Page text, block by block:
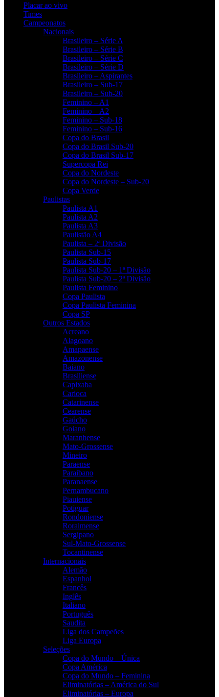
Placar ao vivo
Times
Campeonatos
Nacionais
Brasileiro – Série A
Brasileiro – Série B
Brasileiro – Série C
Brasileiro – Série D
Brasileiro – Aspirantes
Brasileiro – Sub-17
Brasileiro – Sub-20
Feminino – A1
Feminino – A2
Feminino – Sub-18
Feminino – Sub-16
Copa do Brasil
Copa do Brasil Sub-20
Copa do Brasil Sub-17
Supercopa Rei
Copa do Nordeste
Copa do Nordeste – Sub-20
Copa Verde
Paulistas
Paulista A1
Paulista A2
Paulista A3
Paulistão A4
Paulista – 2ª Divisão
Paulista Sub-15
Paulista Sub-17
Paulista Sub-20 – 1ª Divisão
Paulista Sub-20 – 2ª Divisão
Paulista Feminino
Copa Paulista
Copa Paulista Feminina
Copa SP
Outros Estados
Acreano
Alagoano
Amapaense
Amazonense
Baiano
Brasiliense
Capixaba
Carioca
Catarinense
Cearense
Gaúcho
Goiano
Maranhense
Mato-Grossense
Mineiro
Paraense
Paraibano
Paranaense
Pernambucano
Piauiense
Potiguar
Rondoniense
Roraimense
Sergipano
Sul-Mato-Grossense
Tocantinense
Internacionais
Alemão
Espanhol
Francês
Inglês
Italiano
Português
Saudita
Liga dos Campeões
Liga Europa
Seleções
Copa do Mundo – Única
Copa América
Copa do Mundo – Feminina
Eliminatórias – América do Sul
Eliminatórias – Europa